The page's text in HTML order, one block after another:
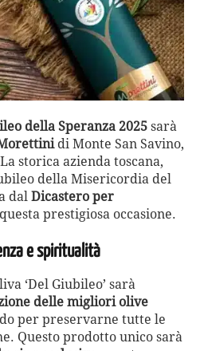
della Speranza 2025 sarà
di Monte San Savino,
storica azienda toscana,
della Misericordia del
dal Dicastero per
prestigiosa occasione.
e spiritualità
‘Del Giubileo’ sarà
delle migliori olive
per preservarne tutte le
Questo prodotto unico sarà